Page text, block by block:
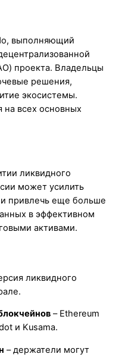
выполняющий
проекта. Владельцы
решения,
экосистемы.
на всех основных
ликвидного
может усилить
привлечь еще больше
в эффективном
активами.
ликвидного
– Ethereum
и Kusama.
– держатели могут